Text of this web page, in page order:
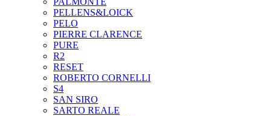
PELLENS&LOICK
PELO
PIERRE CLARENCE
PURE
R2
RESET
ROBERTO CORNELLI
S4
SAN SIRO
SARTO REALE